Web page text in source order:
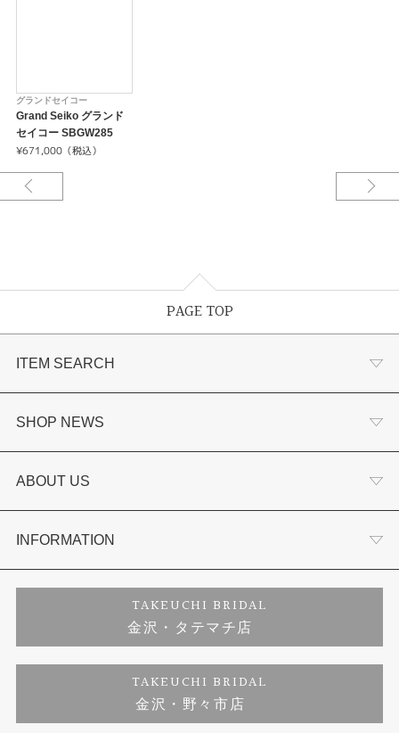
グランドセイコー
Grand Seiko グランド
セイコー SBGW285
¥671,000（税込）
PAGE TOP
ITEM SEARCH
婚約指輪
結婚指輪
セットリング
婚約ネックレス
ダイヤモンド
ジュエリーリフォーム
SHOP NEWS
選ばれる理由まとめ
お客様の声
プロポーズサポート
ブランドリスト
福井指輪工房｜手作りペアリング
ABOUT US
会社概要
お客様の声
INFORMATION
プライバシーポリシー
TAKEUCHI BRIDAL
金沢・タテマチ店
TAKEUCHI BRIDAL
金沢・野々市店